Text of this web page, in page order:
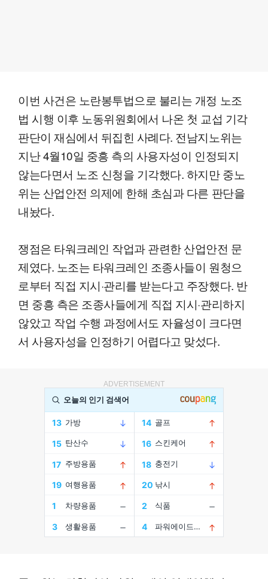
이번 사건은 노란봉투법으로 불리는 개정 노조
법 시행 이후 노동위원회에서 나온 첫 교섭 기각
판단이 재심에서 뒤집힌 사례다. 전남지노위는
지난 4월10일 중흥 측의 사용자성이 인정되지
않는다면서 노조 신청을 기각했다. 하지만 중노
위는 산업안전 의제에 한해 초심과 다른 판단을
내놨다.
쟁점은 타워크레인 작업과 관련한 산업안전 문
제였다. 노조는 타워크레인 조종사들이 원청으
로부터 직접 지시·관리를 받는다고 주장했다. 반
면 중흥 측은 조종사들에게 직접 지시·관리하지
않았고 작업 수행 과정에서도 자율성이 크다면
서 사용자성을 인정하기 어렵다고 맞섰다.
ADVERTISEMENT